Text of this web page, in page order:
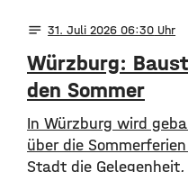
notes 31. Juli 2026 06:30
Würzburg:
den Sommer
​​In Würzburg wird
über die
Stadt die